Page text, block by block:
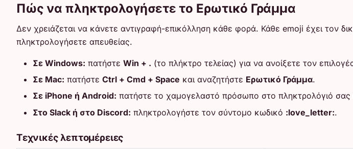
Πώς να πληκτρολογήσετε το Ερωτικό Γράμμα
Δεν χρειάζεται να κάνετε αντιγραφή-επικόλληση κάθε φορά. Κάθε emoji έχει τον
πληκτρολογήσετε απευθείας.
Σε Windows: πατήστε Win + . (το πλήκτρο τελείας) για να ανοίξετε τον
Σε Mac: πατήστε Ctrl + Cmd + Space και αναζητήστε Ερωτικό Γράμμα.
Σε iPhone ή Android: πατήστε το χαμογελαστό πρόσωπο στο πληκτρολόγιό σας
Στο Slack ή στο Discord: πληκτρολογήστε τον σύντομο κωδικό :love_letter:.
Τεχνικές λεπτομέρειες